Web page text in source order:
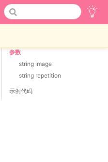
参数
string image
string repetition
示例代码